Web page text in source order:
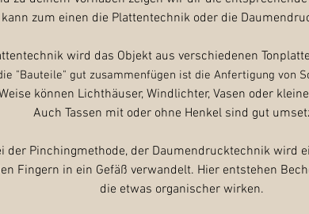
kann zum einen die Plattentechnik oder die
wird das Objekt aus verschiedenen
"Bauteile" gut zusammenfügen ist die Anfertigung von
können Lichthäuser, Windlichter, Vasen oder
Auch Tassen mit oder ohne Henkel sind gut
der Pinchingmethode, der Daumendrucktechnik wird
Fingern in ein Gefäß verwandelt. Hier entstehen
die etwas organischer wirken.